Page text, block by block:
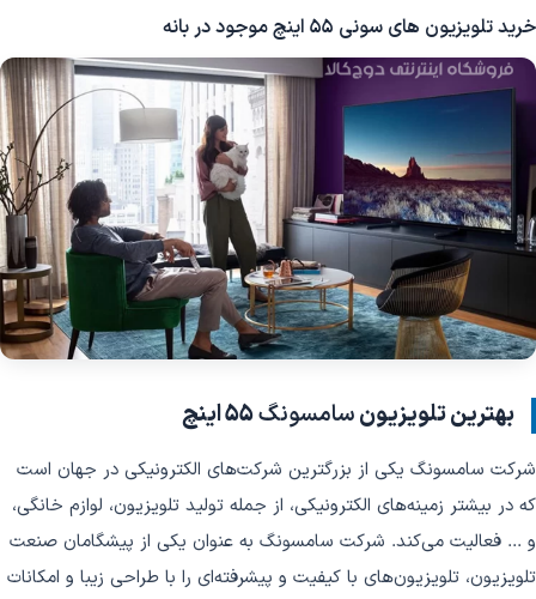
خرید تلویزیون های سونی 55 اینچ موجود در بانه
بهترین تلویزیونسامسونگ55 اینچ
شرکت سامسونگ یکی از بزرگترین شرکت‌های الکترونیکی در جهان است
که در بیشتر زمینه‌های الکترونیکی، از جمله تولید تلویزیون، لوازم خانگی،
و ... فعالیت می‌کند. شرکت سامسونگ به عنوان یکی از پیشگامان صنعت
تلویزیون، تلویزیون‌های با کیفیت و پیشرفته‌ای را با طراحی زیبا و امکانات